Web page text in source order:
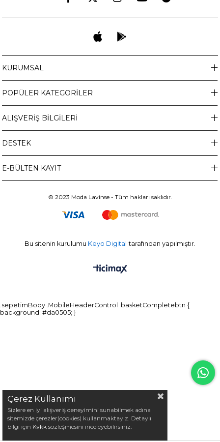
KURUMSAL
POPÜLER KATEGORİLER
ALIŞVERİŞ BİLGİLERİ
DESTEK
E-BÜLTEN KAYIT
© 2023 Moda Lavinse - Tüm hakları saklıdır.
Bu sitenin kurulumu Keyo Digital tarafından yapılmıştır.
.sepetimBody .MobileHeaderControl .basketCompletebtn {
background: #da0505; }
Çerez Kullanımı
Sizlere en iyi alışveriş deneyimini sunabilmek adına
sitemizde çerezler(cookies) kullanmaktayız. Detaylı
bilgi için Kvkk sözleşmesini inceleyebilirsiniz.